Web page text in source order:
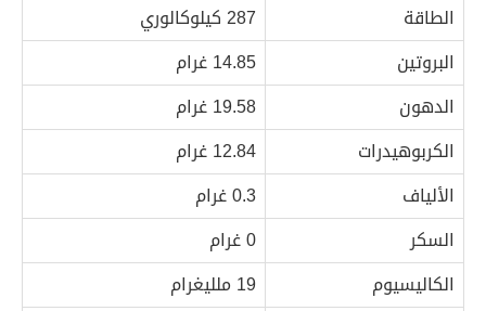
الطاقة
287 كيلوكالوري
البروتين
14.85 غرام
الدهون
19.58 غرام
الكربوهيدرات
12.84 غرام
الألياف
0.3 غرام
السكر
0 غرام
الكاليسيوم
19 ملليغرام